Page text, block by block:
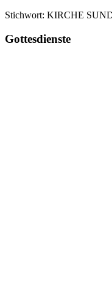
Stichwort: KIRCHE
Haupt-
Gottesdienste